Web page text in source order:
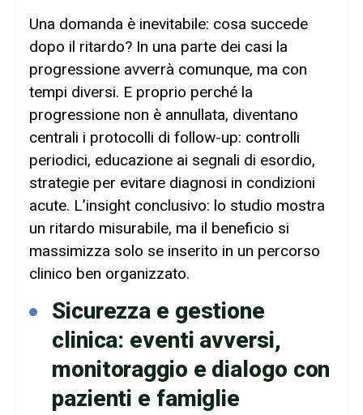
Una domanda è inevitabile: cosa succede
dopo il ritardo? In una parte dei casi la
progressione avverrà comunque, ma con
tempi diversi. E proprio perché la
progressione non è annullata, diventano
centrali i protocolli di follow-up: controlli
periodici, educazione ai segnali di esordio,
strategie per evitare diagnosi in condizioni
acute. L’insight conclusivo: lo studio mostra
un ritardo misurabile, ma il beneficio si
massimizza solo se inserito in un percorso
clinico ben organizzato.
Sicurezza e gestione
clinica: eventi avversi,
monitoraggio e dialogo con
pazienti e famiglie